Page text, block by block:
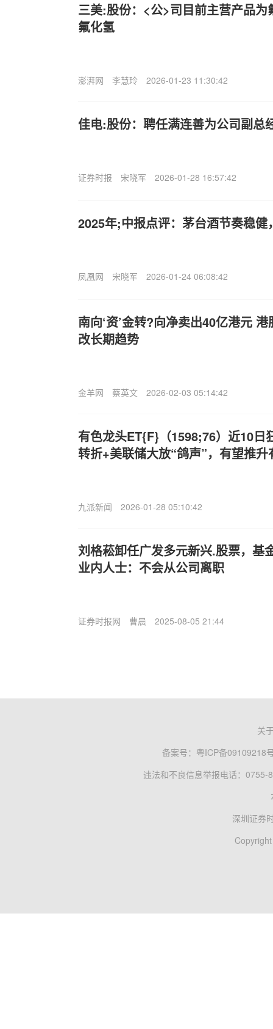
三美:股份：<公>司目前主营产品
氟化氢
澎湃网 李慧玲 2026-01-23 11:30:42
佳电:股份：聘任满连善为公司副总
证券时报 宋晓军 2026-01-28 16:57:42
2025年;中报点评：茅台酒节奏稳健
凤凰网 宋晓军 2026-01-24 06:08:42
南向‘资’金转?向净卖出40亿港元
改长期趋势
金羊网 蔡英文 2026-02-03 05:14:42
有色龙头ET{F}（1598;76）近10日
转折+美联储大放“鸽声”，有望推
九派新闻 2026-01-28 05:10:42
刘格菘卸任广发多元新兴.股票，基
业内人士：不会从公司离职
证券时报网 曹晨 2025-08-05 21:44
关
备案号： 粤ICP备09109218
违法和不良信息举报电话：0755-
深圳证券